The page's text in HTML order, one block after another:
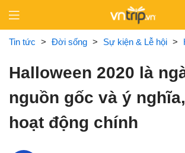
content
Tin tức > Đời sống > Sự kiện & Lễ hội >
Halloween 2020 là
nguồn gốc và ý
hoạt động chính